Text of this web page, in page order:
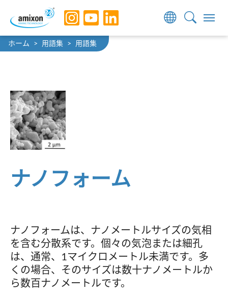
Skip to main navigation
Skip to main content
Skip to page footer
You are here:
ホーム 用語集 用語集
ナノフォーム
ナノフォームは、ナノメートルサイズの気相
を含む分散系です。個々の気泡または細孔
は、通常、1マイクロメートル未満です。多
くの場合、そのサイズは数十ナノメートルか
ら数百ナノメートルです。